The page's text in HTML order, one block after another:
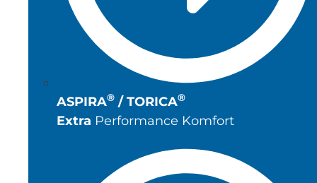
ASPIRA® / TORICA®
Extra Performance Komfort